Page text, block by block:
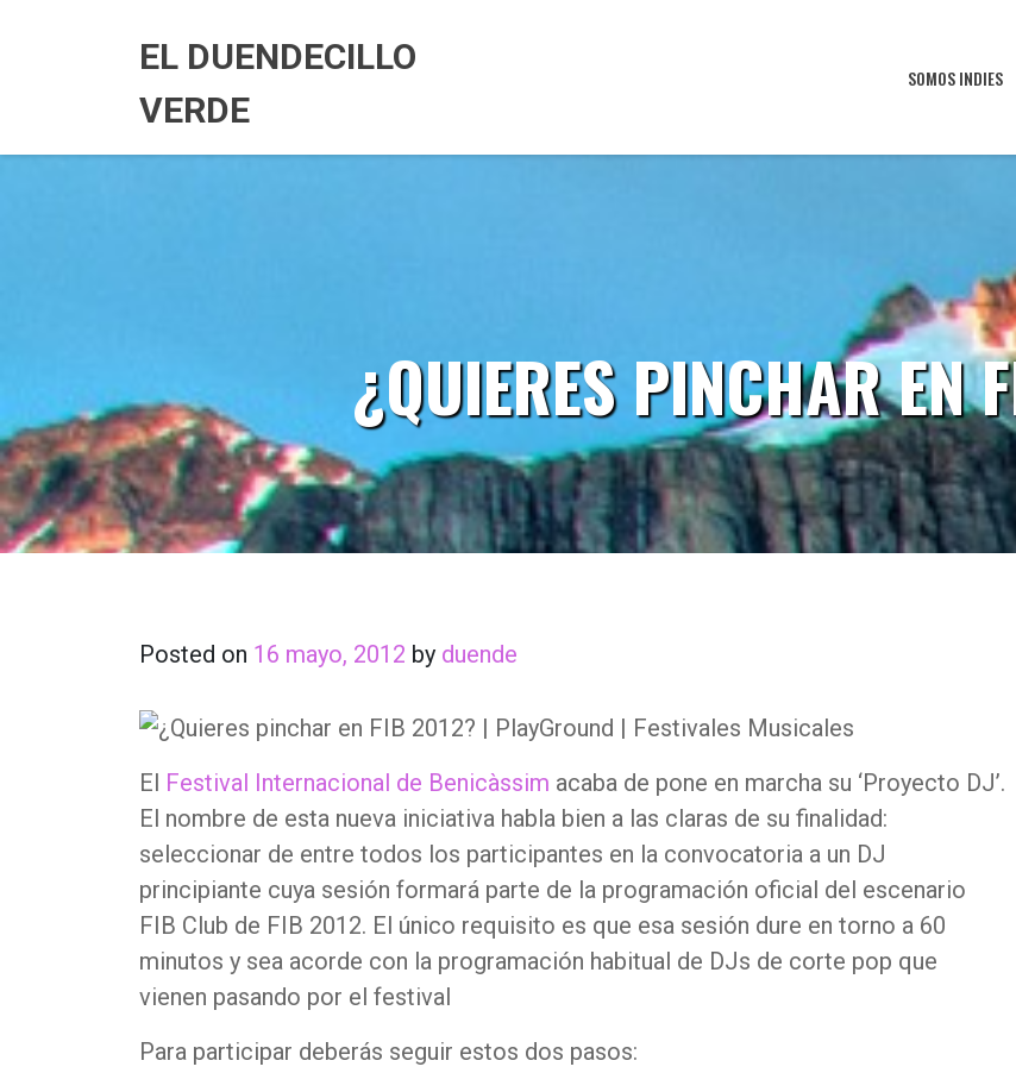
EL DUENDECILLO
VERDE
SOMOS INDIES
¿QUIERES PINCHAR EN
Posted on 16 mayo, 2012 by duende
El Festival Internacional de Benicàssim acaba de pone en marcha su ‘Proyecto DJ’.
El nombre de esta nueva iniciativa habla bien a las claras de su finalidad:
seleccionar de entre todos los participantes en la convocatoria a un DJ
principiante cuya sesión formará parte de la programación oficial del escenario
FIB Club de FIB 2012. El único requisito es que esa sesión dure en torno a 60
minutos y sea acorde con la programación habitual de DJs de corte pop que
vienen pasando por el festival
Para participar deberás seguir estos dos pasos: